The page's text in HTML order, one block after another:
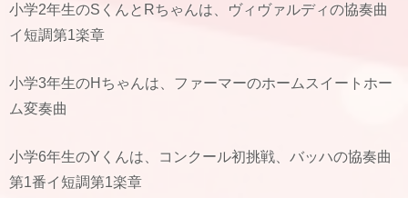
小学2年生のSくんとRちゃんは、ヴィヴァルディの協奏曲
イ短調第1楽章
小学3年生のHちゃんは、ファーマーのホームスイートホー
ム変奏曲
小学6年生のYくんは、コンクール初挑戦、バッハの協奏曲
第1番イ短調第1楽章